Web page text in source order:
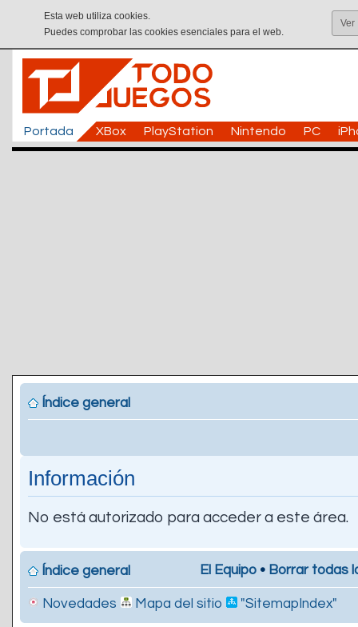
Esta web utiliza cookies.
Puedes comprobar las cookies esenciales para el web.
Ver
Portada XBox PlayStation Nintendo PC
Índice general
Información
No está autorizado para acceder a este área.
Índice general El Equipo • Borrar todas
Novedades Mapa del sitio "SitemapIndex"